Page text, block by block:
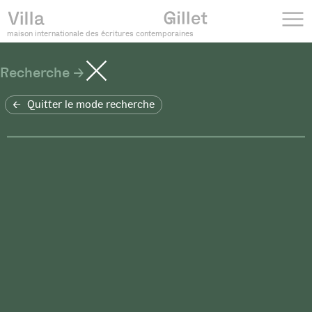
maison internationale des écritures contemporaines
Recherche
Quitter le mode recherche